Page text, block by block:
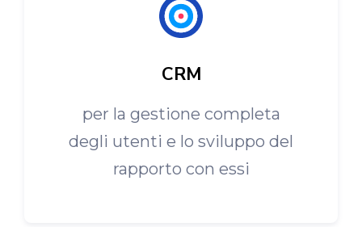
CRM
per la gestione completa
degli utenti e lo sviluppo del
rapporto con essi